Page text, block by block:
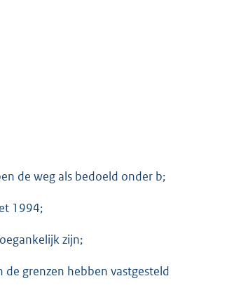
de weg als bedoeld onder b;
1994;
zijn;
grenzen hebben vastgesteld